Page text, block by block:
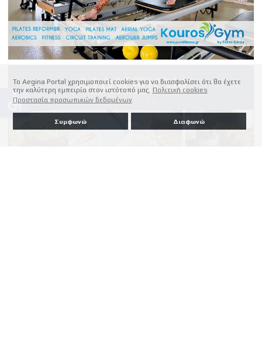
Το Aegina Portal χρησιμοποιεί cookies για να διασφαλίσει ότι θα έχετε
την καλύτερη εμπειρία στον ιστότοπό μας. Πολιτική cookies
Προστασία προσωπικών δεδομένων
Συμφωνώ Διαφωνώ
accessible